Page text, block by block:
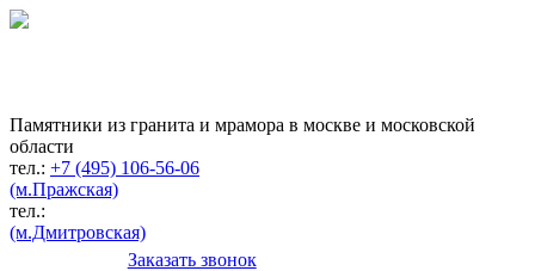
Памятники из гранита и мрамора в москве и московской
области
тел.: +7 (495) 106-56-06
(м.Пражская)
тел.:
(м.Дмитровская)
Заказать звонок